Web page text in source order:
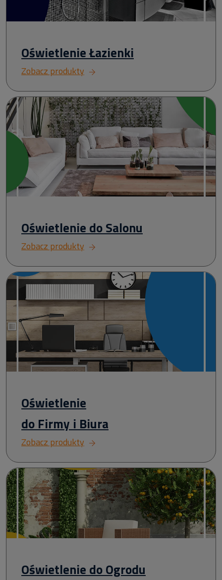
Oświetlenie Łazienki
Zobacz produkty
Oświetlenie do Salonu
Zobacz produkty
Oświetlenie
do Firmy i Biura
Zobacz produkty
Oświetlenie do Ogrodu